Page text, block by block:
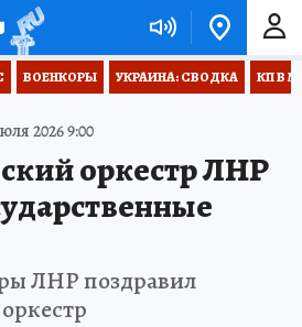
ВОЕНКОРЫ УКРАИНА: СВОДКА КП В
2026 9:00
оркестр ЛНР
ЛНР поздравил